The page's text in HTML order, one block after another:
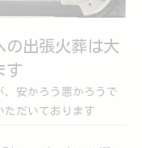
の出張火葬は大
す
安かろう悪かろうで
ただいております